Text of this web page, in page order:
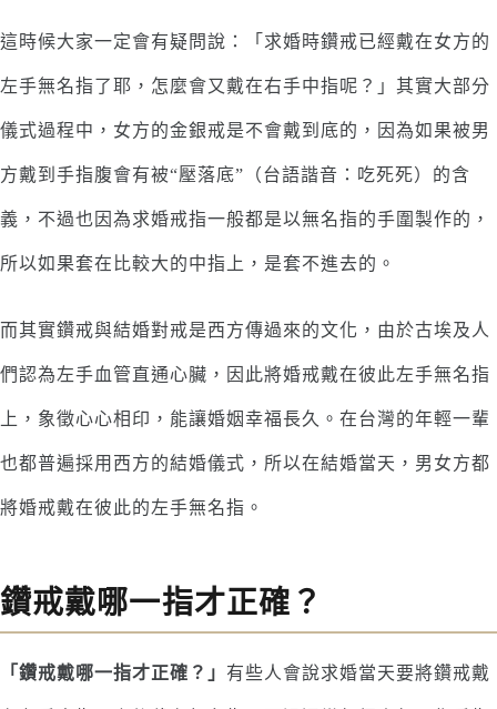
這時候大家一定會有疑問說：「求婚時鑽戒已經戴在女方的
左手無名指了耶，怎麼會又戴在右手中指呢？」其實大部分
儀式過程中，女方的金銀戒是不會戴到底的，因為如果被男
方戴到手指腹會有被“壓落底”（台語諧音：吃死死）的含
義，不過也因為求婚戒指一般都是以無名指的手圍製作的，
所以如果套在比較大的中指上，是套不進去的。
而其實鑽戒與結婚對戒是西方傳過來的文化，由於古埃及人
們認為左手血管直通心臟，因此將婚戒戴在彼此左手無名指
上，象徵心心相印，能讓婚姻幸福長久。在台灣的年輕一輩
也都普遍採用西方的結婚儀式，所以在結婚當天，男女方都
將婚戒戴在彼此的左手無名指。
鑽戒戴哪一指才正確？
「鑽戒戴哪一指才正確？」 有些人會說求婚當天要將鑽戒戴